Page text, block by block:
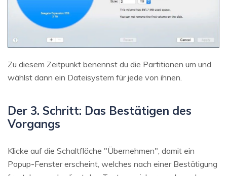
Zu diesem Zeitpunkt benennst du die Partitionen um und
wählst dann ein Dateisystem für jede von ihnen.
Der 3. Schritt: Das Bestätigen des
Vorgangs
Klicke auf die Schaltfläche "Übernehmen", damit ein
Popup-Fenster erscheint, welches nach einer Bestätigung